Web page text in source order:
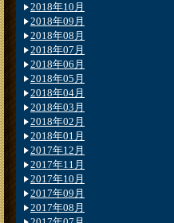
2018年10月
2018年09月
2018年08月
2018年07月
2018年06月
2018年05月
2018年04月
2018年03月
2018年02月
2018年01月
2017年12月
2017年11月
2017年10月
2017年09月
2017年08月